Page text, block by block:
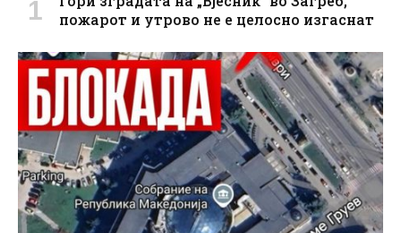
пожарот и утрово не е целосно изгаснат